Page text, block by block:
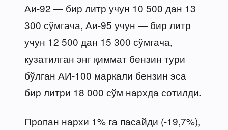
Аи-92 — бир литр учун 10 500 дан 13
300 сўмгача, Аи-95 учун — бир литр
учун 12 500 дан 15 300 сўмгача,
кузатилган энг қиммат бензин тури
бўлган АИ-100 маркали бензин эса
бир литри 18 000 сўм нархда сотилди.
Пропан нархи 1% га пасайди (-19,7%),